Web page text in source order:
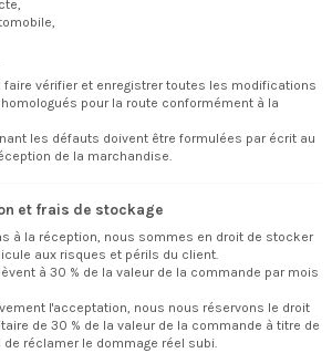
vérifier et enregistrer toutes les modifications
pour la route conformément à la
les défauts doivent être formulées par écrit au
de la marchandise.
et frais de stockage
à la réception, nous sommes en droit de stocker
aux risques et périls du client.
à 30 % de la valeur de la commande par mois
l'acceptation, nous nous réservons le droit
de 30 % de la valeur de la commande à titre de
réclamer le dommage réel subi.